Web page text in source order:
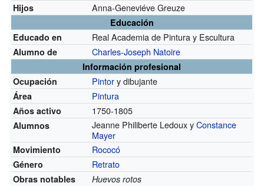
Hijos Anna-Geneviéve Greuze
Educación
Educado en
Real Academia de Pintura y Escultura
Alumno de Charles-Joseph Natoire
Información profesional
Ocupación
Pintory dibujante
Área Pintura
Años activo 1750-1805
Alumnos Jeanne Philiberte Ledoux yConstance
Mayer
Movimiento Rococó
Género Retrato
Obras notables
Huevos rotos